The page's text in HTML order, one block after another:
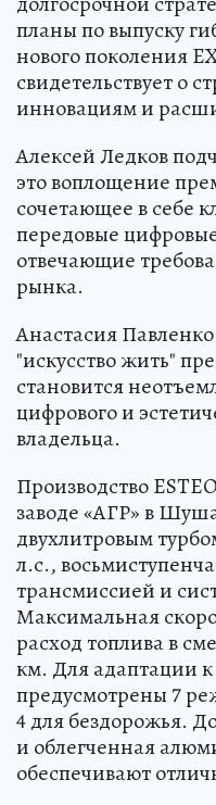
планы по выпуску
нового поколения
свидетельствует о
инновациям и
Алексей Ледков
это воплощение
сочетающее в себе
передовые
отвечающие
рынка.
Анастасия
"искусство жить"
становится
цифрового и
владельца.
Производство
заводе «АГР» в
двухлитровым
л.с.,
трансмиссией и
Максимальная
расход топлива в
км. Для адаптации
предусмотрены 7
4 для бездорожья.
и облегченная
обеспечивают